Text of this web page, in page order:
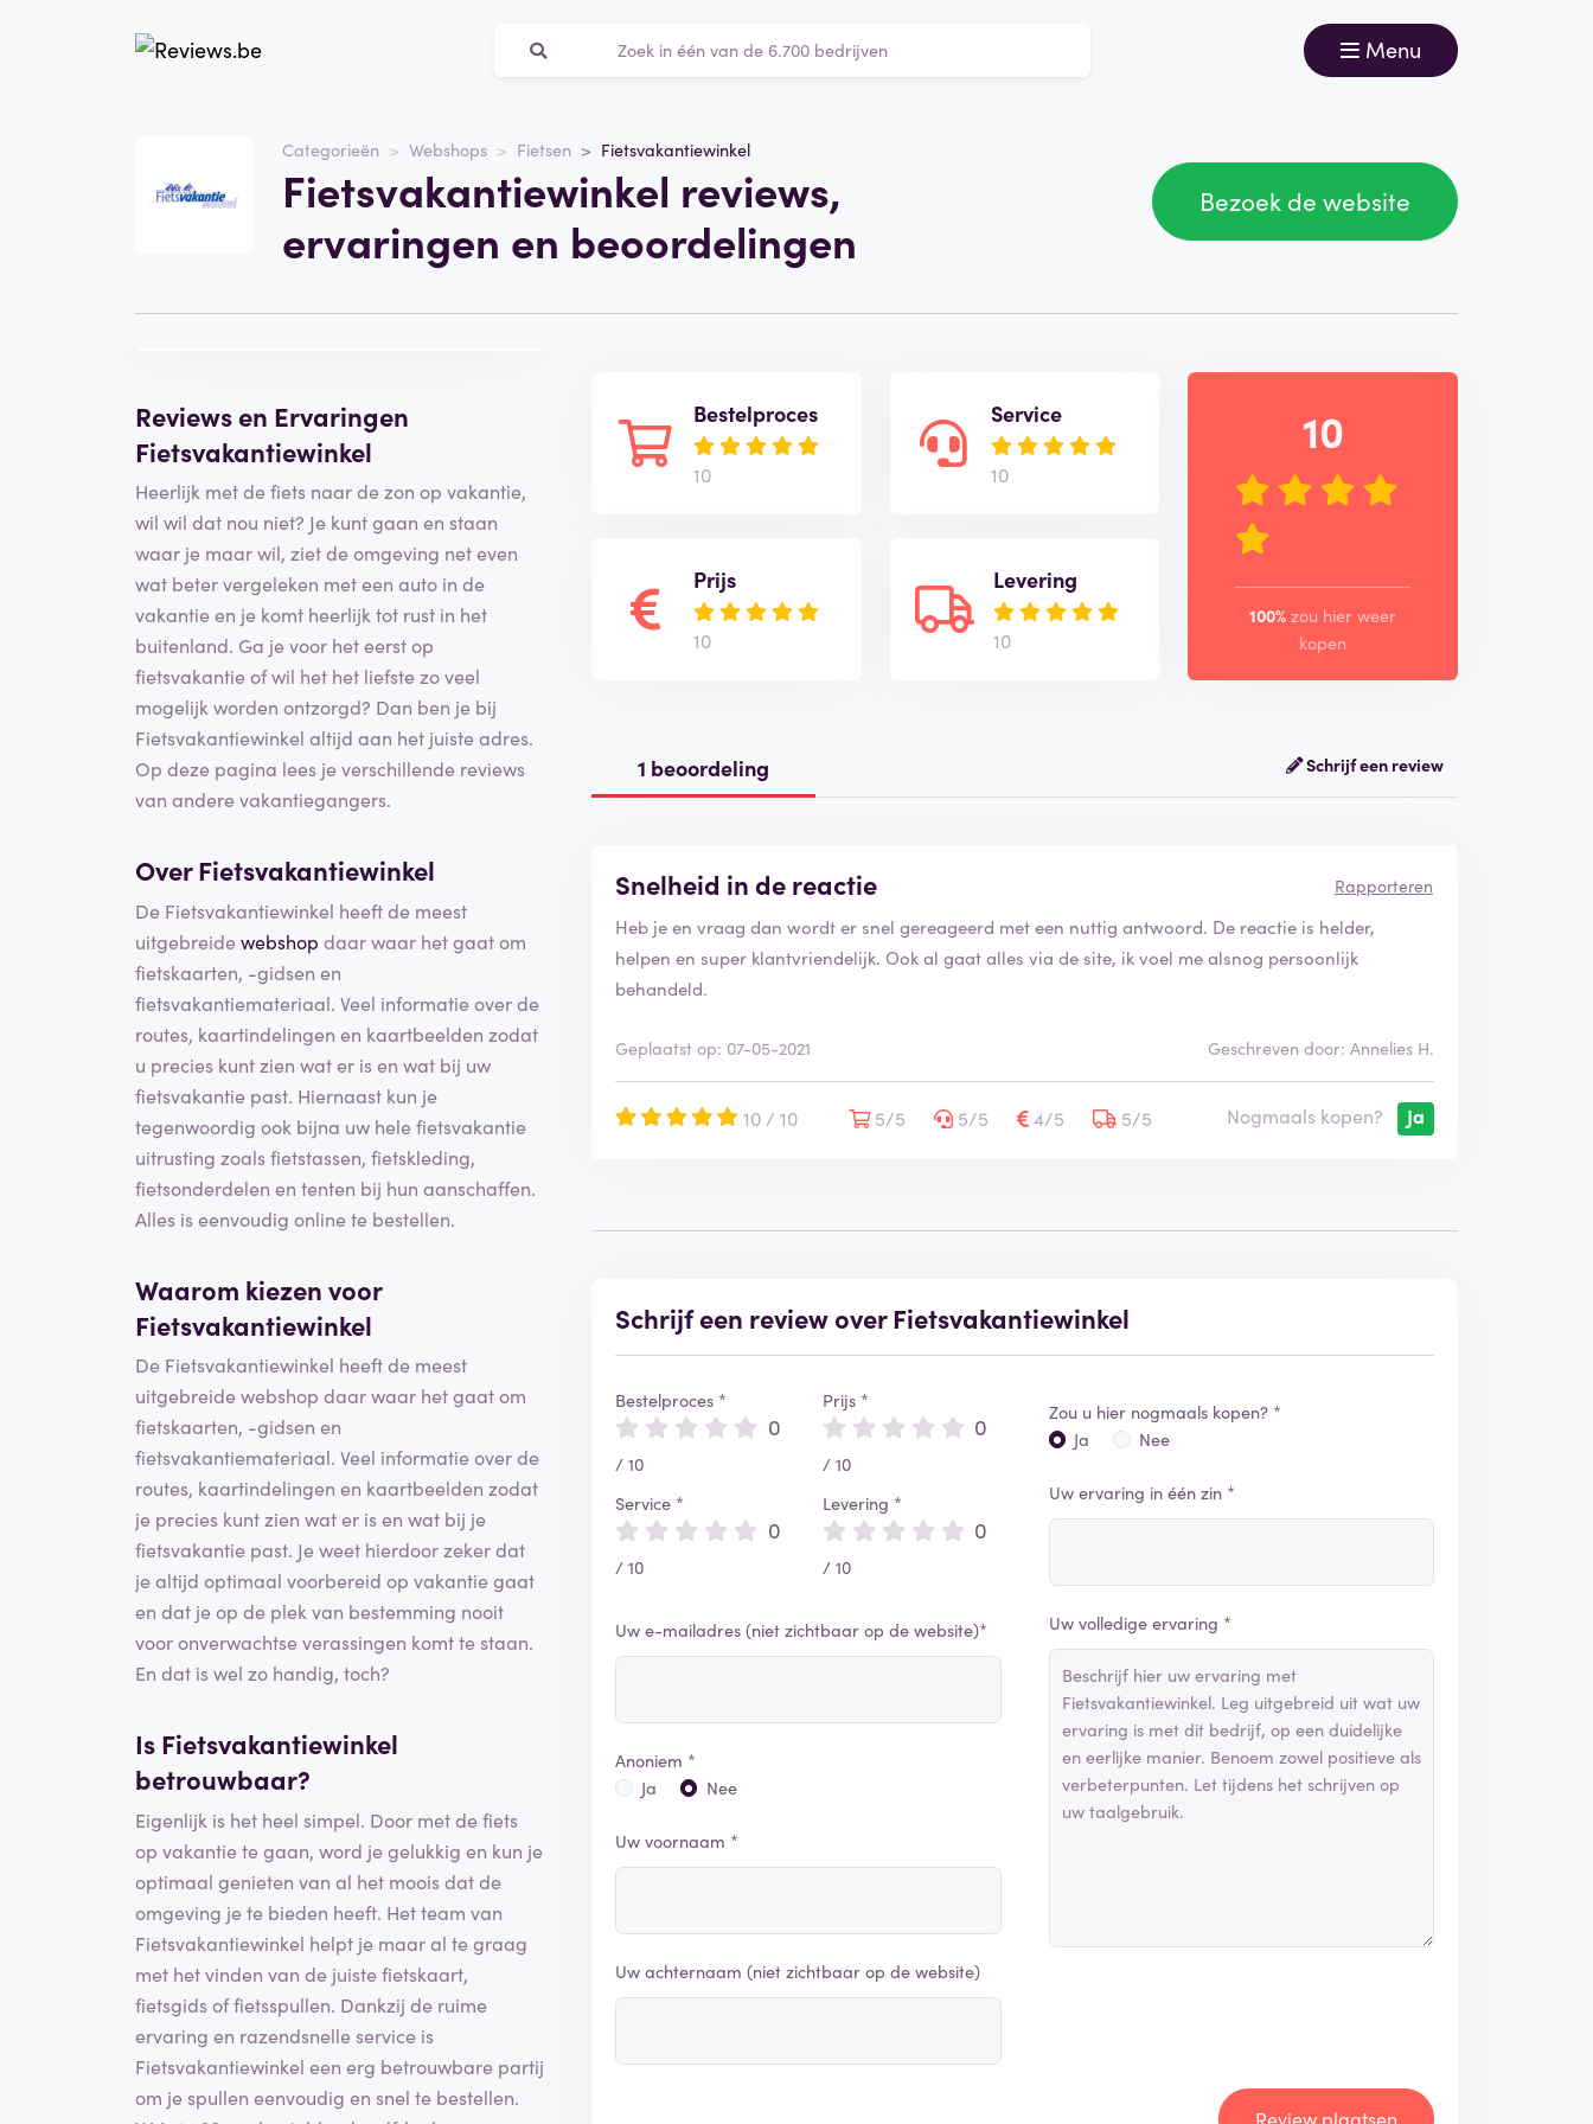
Menu
Categorieën Webshops Fietsen Fietsvakantiewinkel
Fietsvakantiewinkel reviews,
ervaringen en beoordelingen
Bezoek de website
webshop.fietsvakantiewinkel.nl
Categorie
Webshops
Schrijf een
Reviews en Ervaringen
Fietsvakantiewinkel
Heerlijk met de fiets naar de zon op vakantie,
wil wil dat nou niet? Je kunt gaan en staan
waar je maar wil, ziet de omgeving net even
wat beter vergeleken met een auto in de
vakantie en je komt heerlijk tot rust in het
buitenland. Ga je voor het eerst op
fietsvakantie of wil het het liefste zo veel
mogelijk worden ontzorgd? Dan ben je bij
Fietsvakantiewinkel altijd aan het juiste adres.
Op deze pagina lees je verschillende reviews
van andere vakantiegangers.
Over Fietsvakantiewinkel
De Fietsvakantiewinkel heeft de meest
uitgebreidewebshop daar waar het gaat om
fietskaarten, -gidsen en
fietsvakantiemateriaal. Veel informatie over de
routes, kaartindelingen en kaartbeelden zodat
u precies kunt zien wat er is en wat bij uw
fietsvakantie past. Hiernaast kun je
tegenwoordig ook bijna uw hele fietsvakantie
uitrusting zoals fietstassen, fietskleding,
fietsonderdelen en tenten bij hun aanschaffen.
Alles is eenvoudig online te bestellen.
Waarom kiezen voor
Fietsvakantiewinkel
De Fietsvakantiewinkel heeft de meest
uitgebreide webshop daar waar het gaat om
fietskaarten, -gidsen en
fietsvakantiemateriaal. Veel informatie over de
routes, kaartindelingen en kaartbeelden zodat
je precies kunt zien wat er is en wat bij je
fietsvakantie past. Je weet hierdoor zeker dat
je altijd optimaal voorbereid op vakantie gaat
en dat je op de plek van bestemming nooit
voor onverwachtse verassingen komt te staan.
En dat is wel zo handig, toch?
Is Fietsvakantiewinkel
betrouwbaar?
Eigenlijk is het heel simpel. Door met de fiets
op vakantie te gaan, word je gelukkig en kun je
optimaal genieten van al het moois dat de
omgeving je te bieden heeft. Het team van
Fietsvakantiewinkel helpt je maar al te graag
met het vinden van de juiste fietskaart,
fietsgids of fietsspullen. Dankzij de ruime
ervaring en razendsnelle service is
Fietsvakantiewinkel een erg betrouwbare partij
om je spullen eenvoudig en snel te bestellen.
Bestelproces
10
Prijs
10
Service
10
Levering
10
10
100% zou hier weer
kopen
1 beoordeling Schrijf een review
Snelheid in de reactie Rapporteren
Heb je en vraag dan wordt er snel gereageerd met een nuttig antwoord. De reactie is helder,
helpen en super klantvriendelijk. Ook al gaat alles via de site, ik voel me alsnog persoonlijk
behandeld.
Geplaatst op: 07-05-2021 Geschreven door: Annelies H.
10 / 10 5/5 5/5 4/5 5/5 Nogmaals kopen? Ja
Schrijf een review over Fietsvakantiewinkel
Bestelproces *
0
/ 10
Service *
0
/ 10
Prijs *
0
/ 10
Levering *
0
/ 10
Uw e-mailadres (niet zichtbaar op de website)*
Anoniem *
Ja
Nee
Uw voornaam *
Uw achternaam (niet zichtbaar op de website)
Zou u hier nogmaals kopen? *
Ja
Nee
Uw ervaring in één zin *
Uw volledige ervaring *
Review plaatsen